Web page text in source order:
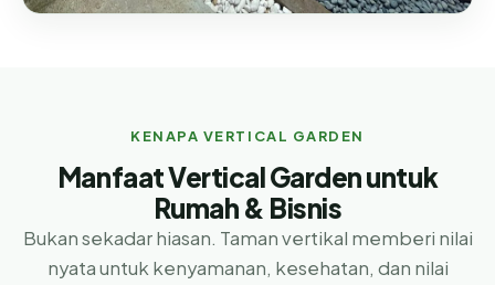
KENAPA VERTICAL GARDEN
Manfaat Vertical Garden untuk
Rumah & Bisnis
Bukan sekadar hiasan. Taman vertikal memberi nilai
nyata untuk kenyamanan, kesehatan, dan nilai